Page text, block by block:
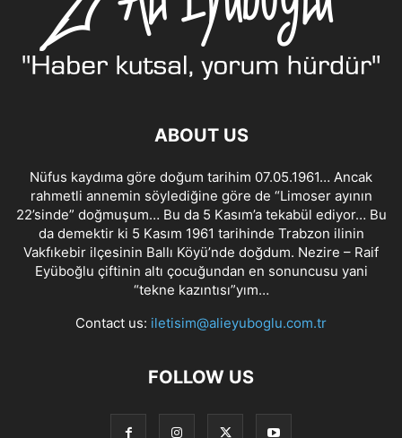
ABOUT US
Nüfus kaydıma göre doğum tarihim 07.05.1961… Ancak
rahmetli annemin söylediğine göre de “Limoser ayının
22’sinde” doğmuşum… Bu da 5 Kasım’a tekabül ediyor… Bu
da demektir ki 5 Kasım 1961 tarihinde Trabzon ilinin
Vakfıkebir ilçesinin Ballı Köyü’nde doğdum. Nezire – Raif
Eyüboğlu çiftinin altı çocuğundan en sonuncusu yani
“tekne kazıntısı”yım…
Contact us: iletisim@alieyuboglu.com.tr
FOLLOW US